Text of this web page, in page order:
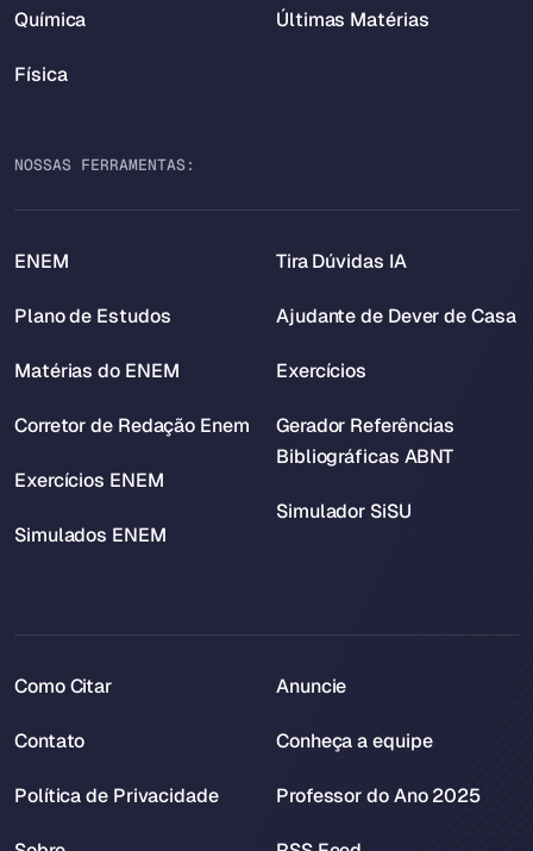
Química
Física
Últimas Matérias
NOSSAS FERRAMENTAS:
ENEM
Plano de Estudos
Matérias do ENEM
Corretor de Redação Enem
Exercícios ENEM
Simulados ENEM
Tira Dúvidas IA
Ajudante de Dever de Casa
Exercícios
Gerador Referências
Bibliográficas ABNT
Simulador SiSU
Como Citar
Contato
Política de Privacidade
Anuncie
Conheça a equipe
Professor do Ano 2025